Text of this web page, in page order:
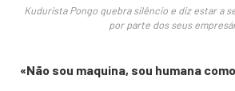
Kudurista Pongo quebra silêncio e diz estar a
por parte dos seus
«Não sou maquina, sou humana